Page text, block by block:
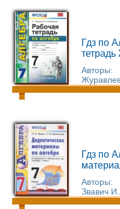
Гдз по
Авторы:
Гдз по
Авторы:
Звавич